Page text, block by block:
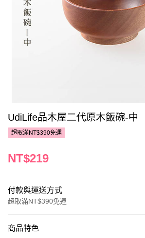
UdiLife品木屋二代原木飯碗-中
超取滿NT$390免運
NT$219
付款與運送方式
超取滿NT$390免運
POYA支付
商品特色